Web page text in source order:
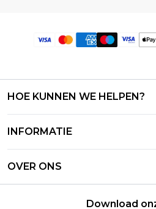
HOE KUNNEN WE HELPEN?
Retourneer uw bestelling
Bezorginformatie
Retourbeleid – Bijgewerkt
INFORMATIE
OVER ONS
Download